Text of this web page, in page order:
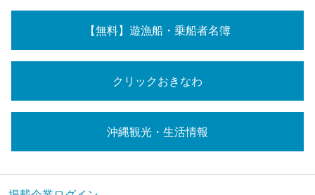
【無料】遊漁船・乗船者名簿
クリックおきなわ
沖縄観光・生活情報